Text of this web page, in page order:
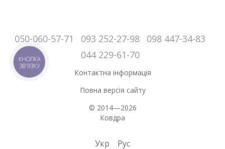
050-060-57-71 093 252-27-98
098 447-34-83
044 229-61-70
Контактна інформація
Повна версія сайту
© 2014—2026
Ковдра
Укр Рус
КНОПКА
ЗВ'ЯЗКУ